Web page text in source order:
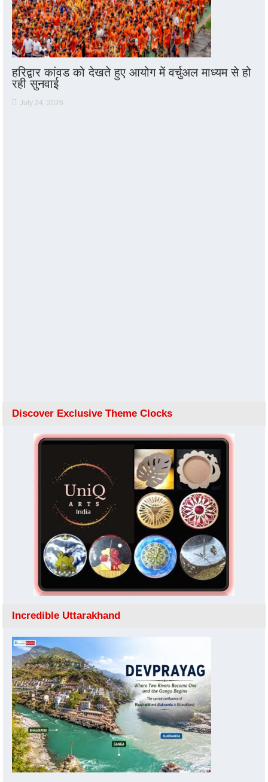
हरिद्वार कांवड को देखते हुए आयोग में वर्चुअल माध्यम से हो
रही सुनवाई
July 24, 2026
Discover Exclusive Theme Clocks
Incredible Uttarakhand